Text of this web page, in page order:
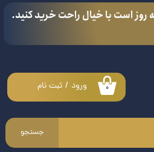
جستجو
۰ ورود / ثبت نام
است با خیال راحت خرید کنید.